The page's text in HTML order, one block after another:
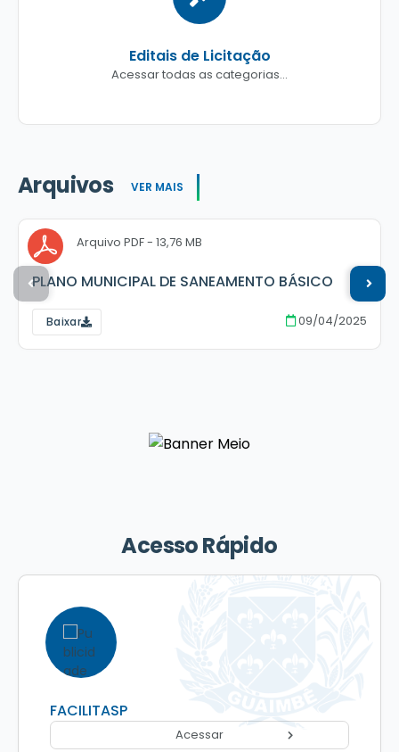
Editais de Licitação
Acessar todas as categorias...
Arquivos VER MAIS
PLANO MUNICIPAL DE SANEAMENTO BÁSICO
09/04/2025
PDF 13,76 MB
Baixar
Acesso Rápido
FACILITASP
Acessar